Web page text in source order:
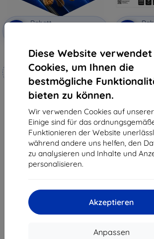
Diese Website verwendet
Cookies, um Ihnen die
bestmögliche
bieten zu können.
Wir verwenden Cookies auf
Einige sind für das
Funktionieren der Website
während andere uns helfen, den
zu analysieren und Inhalte und
personalisieren.
Akzeptieren
Anpassen
Rabatt
3mk Hammer Schutzfolie
Maßgeschneidert
hergestellt
19,90 €
17,91 €
Auf Lager 4 Stk.
3mk
vom ganzen6.